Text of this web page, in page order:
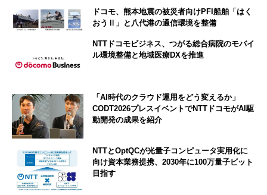
ドコモ、熊本地震の被災者向けPFI船舶「はく
おうⅡ」と八代港の通信環境を整備
NTTドコモビジネス、つがる総合病院のモバイ
ル環境整備と地域医療DXを推進
「AI時代のクラウド運用をどう変えるか」
CODT2026プレスイベントでNTTドコモがAI駆
動開発の成果を紹介
NTTとOptQCが光量子コンピュータ実用化に
向け資本業務提携、2030年に100万量子ビット
目指す